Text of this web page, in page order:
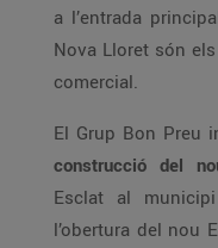
a l’entrada
Nova Lloret són
comercial.
El Grup Bon Preu
construcció del
Esclat al
l’obertura del nou